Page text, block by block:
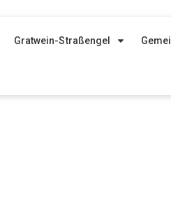
Gratwein-Straßengel